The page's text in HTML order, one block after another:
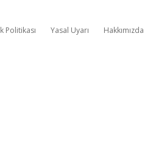
Politikası Yasal Uyarı Hakkımızda